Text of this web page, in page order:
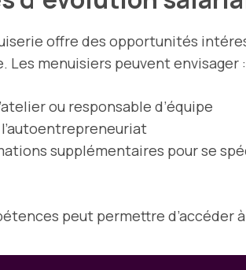
offre des opportunités
Les menuisiers peuvent envisager :
ou responsable d’équipe
supplémentaires pour se
peut permettre d’accéder